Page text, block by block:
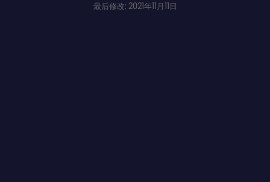
最后修改: 2021年11月11日